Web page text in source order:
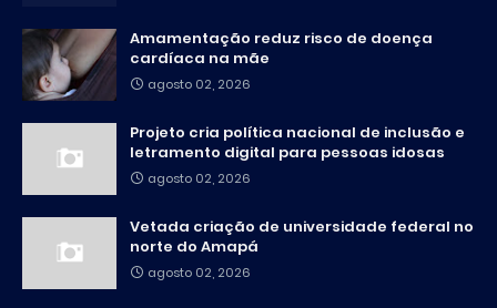
Amamentação reduz risco de doença
cardíaca na mãe
agosto 02, 2026
Projeto cria política nacional de inclusão e
letramento digital para pessoas idosas
agosto 02, 2026
Vetada criação de universidade federal no
norte do Amapá
agosto 02, 2026